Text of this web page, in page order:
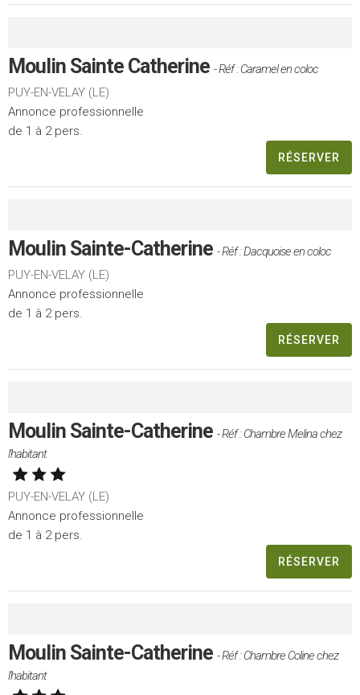
Moulin Sainte Catherine - Réf : Caramel en coloc
PUY-EN-VELAY (LE)
Annonce professionnelle
de 1 à 2 pers.
RÉSERVER
Moulin Sainte-Catherine - Réf : Dacquoise en coloc
PUY-EN-VELAY (LE)
Annonce professionnelle
de 1 à 2 pers.
RÉSERVER
Moulin Sainte-Catherine - Réf : Chambre Melina chez
l'habitant
PUY-EN-VELAY (LE)
Annonce professionnelle
de 1 à 2 pers.
RÉSERVER
Moulin Sainte-Catherine - Réf : Chambre Coline chez
l'habitant